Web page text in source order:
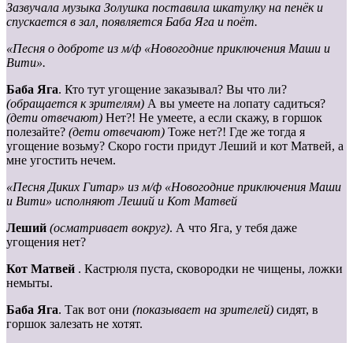
Зазвучала музыка Золушка поставила шкатулку на пенёк и
спускается в зал, появляется Баба Яга и поёт.
«Песня о доброте из м/ф «Новогодние приключения Маши и
Вити».
Баба Яга. Кто тут угощение заказывал? Вы что ли?
(обращается к зрителям) А вы умеете на лопату садиться?
(дети отвечают) Нет?! Не умеете, а если скажу, в горшок
полезайте? (дети отвечают) Тоже нет?! Где же тогда я
угощение возьму? Скоро гости придут Леший и кот Матвей, а
мне угостить нечем.
«Песня Диких Гитар» из м/ф «Новогодние приключения Маши
и Вити» исполняют Леший и Кот Матвей
Леший (осматривает вокруг). А что Яга, у тебя даже
угощения нет?
Кот Матвей . Кастрюля пуста, сковородки не чищены, ложки
немыты.
Баба Яга. Так вот они (показывает на зрителей) сидят, в
горшок залезать не хотят.